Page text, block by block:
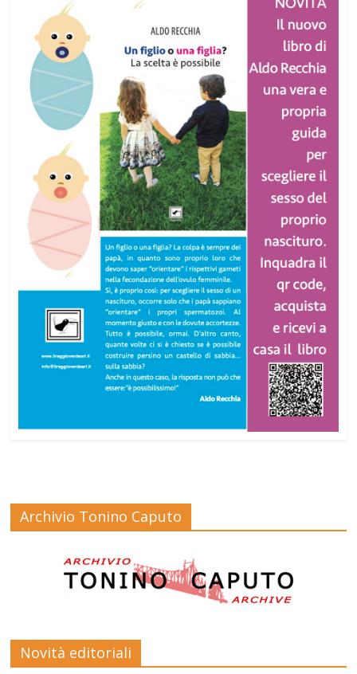
Archivio Tonino Caputo
Novità editoriali